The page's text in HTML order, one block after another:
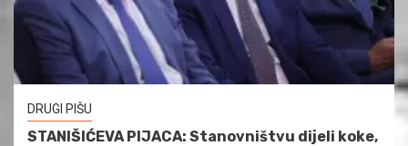
DRUGI PIŠU
STANIŠIĆEVA PIJACA: Stanovništvu dijeli koke,